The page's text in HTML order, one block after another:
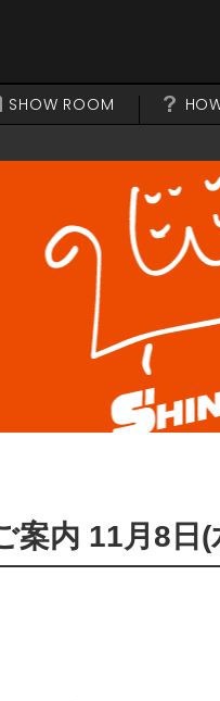
SHOW ROOM
案内 11月8日(